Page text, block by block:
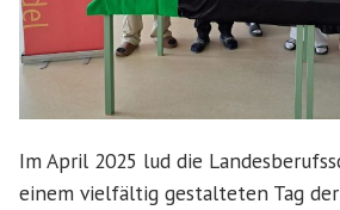
Im April 2025 lud die
einem vielfältig gestalteten Tag